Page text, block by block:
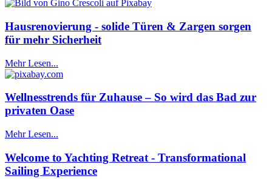
Hausrenovierung - solide Türen & Zargen sorgen
für mehr Sicherheit
Mehr Lesen...
Wellnesstrends für Zuhause – So wird das Bad zur
privaten Oase
Mehr Lesen...
Welcome to Yachting Retreat - Transformational
Sailing Experience